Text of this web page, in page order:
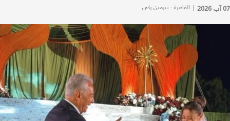
07 آب 2026 | القاهرة - نيرمين زكي